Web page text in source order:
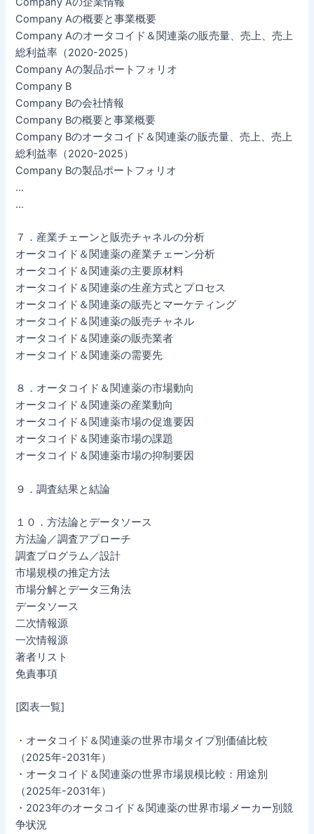
Company Aの概要と事業概要
Company Aのオータコイド＆関連薬の販売量、売上、売上
総利益率（2020-2025）
Company Aの製品ポートフォリオ
Company B
Company Bの会社情報
Company Bの概要と事業概要
Company Bのオータコイド＆関連薬の販売量、売上、売上
総利益率（2020-2025）
Company Bの製品ポートフォリオ
…
…
７．産業チェーンと販売チャネルの分析
オータコイド＆関連薬の産業チェーン分析
オータコイド＆関連薬の主要原材料
オータコイド＆関連薬の生産方式とプロセス
オータコイド＆関連薬の販売とマーケティング
オータコイド＆関連薬の販売チャネル
オータコイド＆関連薬の販売業者
オータコイド＆関連薬の需要先
８．オータコイド＆関連薬の市場動向
オータコイド＆関連薬の産業動向
オータコイド＆関連薬市場の促進要因
オータコイド＆関連薬市場の課題
オータコイド＆関連薬市場の抑制要因
９．調査結果と結論
１０．方法論とデータソース
方法論／調査アプローチ
調査プログラム／設計
市場規模の推定方法
市場分解とデータ三角法
データソース
二次情報源
一次情報源
著者リスト
免責事項
[図表一覧]
・オータコイド＆関連薬の世界市場タイプ別価値比較
（2025年-2031年）
・オータコイド＆関連薬の世界市場規模比較：用途別
（2025年-2031年）
・2023年のオータコイド＆関連薬の世界市場メーカー別競
争状況